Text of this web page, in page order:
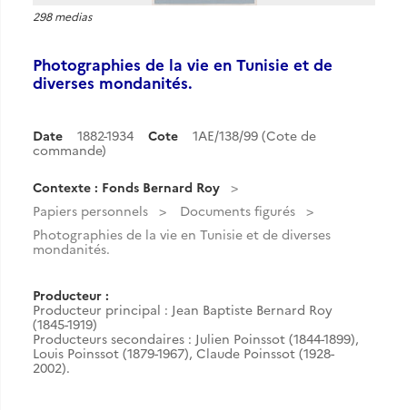
298 medias
Photographies de la vie en Tunisie et de
diverses mondanités.
Date 1882-1934 Cote
1AE/138/99 (Cote de
commande)
Contexte : Fonds Bernard Roy
Papiers personnels
Documents figurés
Photographies de la vie en Tunisie et de diverses
mondanités.
Producteur :
Producteur principal : Jean Baptiste Bernard Roy
(1845-1919)
Producteurs secondaires : Julien Poinssot (1844-1899),
Louis Poinssot (1879-1967), Claude Poinssot (1928-
2002).